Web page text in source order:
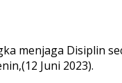
menjaga Disiplin
Juni 2023).